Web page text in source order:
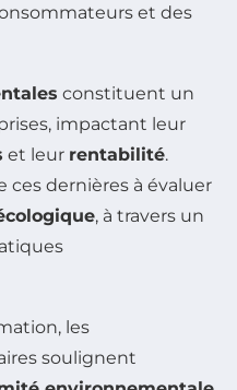
et des
constituent un
impactant leur
et leur rentabilité.
ces dernières à évaluer
, à travers un
les
soulignent